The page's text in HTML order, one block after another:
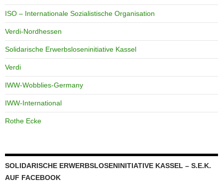
ISO – Internationale Sozialistische Organisation
Verdi-Nordhessen
Solidarische Erwerbsloseninitiative Kassel
Verdi
IWW-Wobblies-Germany
IWW-International
Rothe Ecke
SOLIDARISCHE ERWERBSLOSENINITIATIVE KASSEL – S.E.K.
AUF FACEBOOK